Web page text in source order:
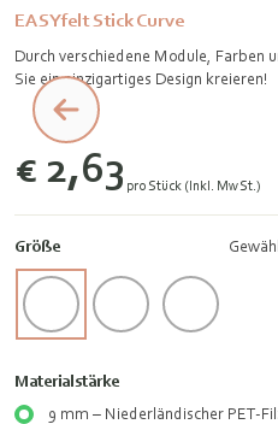
EASYfelt Stick Curve
Durch verschiedene Module, Farben
Sie ein einzigartiges Design kreieren!
€ 2,63 pro Stück (Inkl. MwSt.)
Größe
Materialstärke
9 mm – Niederländischer PET-